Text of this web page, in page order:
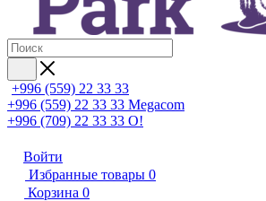
+996 (559) 22 33 33
+996 (559) 22 33 33 Megacom
+996 (709) 22 33 33 O!
Войти
Избранные товары 0
Корзина 0